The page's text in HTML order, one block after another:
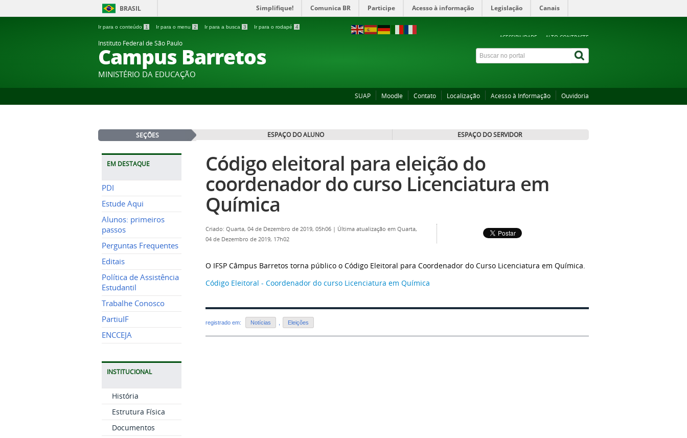
BRASIL Simplifique! Comunica BR Participe Acesso à informação Legislação Canais
Ir para o conteúdo 1 Ir para o menu 2 Ir para a busca 3 Ir para o rodapé 4
ACESSIBILIDADE ALTO CONTRASTE
Instituto Federal de São Paulo
Campus Barretos
MINISTÉRIO DA EDUCAÇÃO
SUAP Moodle Contato Localização Acesso à Informação Ouvidoria
SEÇÕES ESPAÇO DO ALUNO ESPAÇO DO SERVIDOR
EM DESTAQUE
PDI
Estude Aqui
Alunos: primeiros
passos
Perguntas Frequentes
Editais
Política de Assistência
Estudantil
Trabalhe Conosco
PartiuIF
ENCCEJA
INSTITUCIONAL
História
Estrutura Física
Documentos
Código eleitoral para eleição do
coordenador do curso Licenciatura em
Química
Criado: Quarta, 04 de Dezembro de 2019, 05h06 | Última atualização em Quarta,
04 de Dezembro de 2019, 17h02
O IFSP Câmpus Barretos torna público o Código Eleitoral para Coordenador do Curso Licenciatura em Química.
Código Eleitoral - Coordenador do curso Licenciatura em Química
registrado em: Notícias Eleições